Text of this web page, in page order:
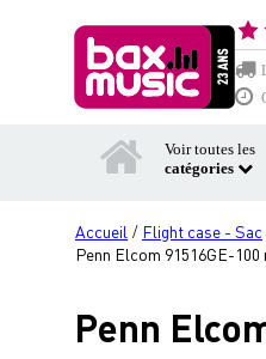
Voir toutes les
catégories
Accueil / Flight case - Sac
Penn Elcom 91516GE-
Penn